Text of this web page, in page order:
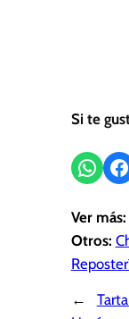
Si te
Compartir
Ver más:
Otros:
←